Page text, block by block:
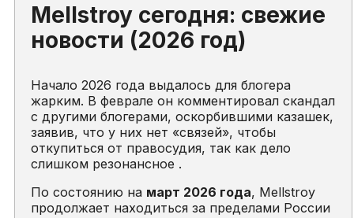
Mellstroy сегодня: свежие
новости (2026 год)
Начало 2026 года выдалось для блогера
жарким. В феврале он комментировал скандал
с другими блогерами, оскорбившими казашек,
заявив, что у них нет «связей», чтобы
откупиться от правосудия, так как дело
слишком резонансное .
По состоянию на март 2026 года, Mellstroy
продолжает находиться за пределами России